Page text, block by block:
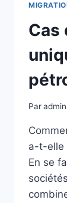
Cas
Paradmin
a-t-elle
En se